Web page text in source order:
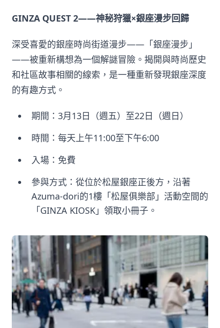
GINZA QUEST 2——神秘狩獵×銀座漫步回歸
深受喜愛的銀座時尚街道漫步——「銀座漫步」
——被重新構想為一個解謎冒險。揭開與時尚歷史
和社區故事相關的線索，是一種重新發現銀座深度
的有趣方式。
期間：3月13日（週五）至22日（週日）
時間：每天上午11:00至下午6:00
入場：免費
參與方式：從位於松屋銀座正後方，沿著
Azuma-dori的1樓「松屋俱樂部」活動空間的
「GINZA KIOSK」領取小冊子。